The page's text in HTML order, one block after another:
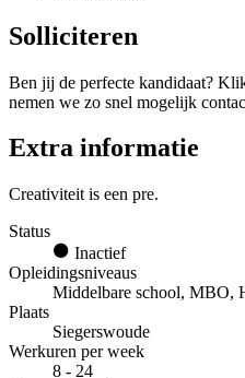
Solliciteren
Ben jij de perfecte kandidaat?
nemen we zo snel mogelijk
Extra informatie
Creativiteit is een pre.
Status
Inactief
Opleidingsniveaus
Middelbare school, MBO,
Plaats
Siegerswoude
Werkuren per week
8 - 24